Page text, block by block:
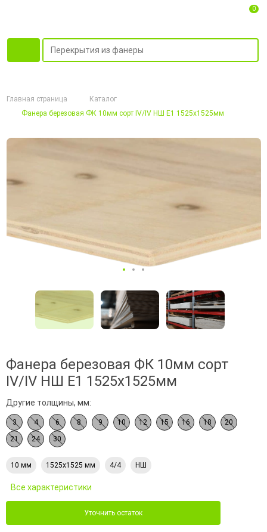
0
Главная страница
Каталог
Фанера березовая ФК 10мм сорт IV/IV НШ Е1 1525х1525мм
Фанера березовая ФК 10мм сорт
IV/IV НШ Е1 1525х1525мм
Другие толщины, мм:
3 4 6 8 9 10 12 15 16 18
20
21
24 30
10 мм 1525х1525 мм 4/4 НШ
Все характеристики
Уточнить остаток